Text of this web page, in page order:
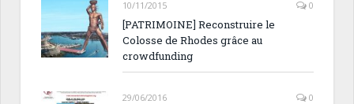
10/11/2015 0
[PATRIMOINE] Reconstruire le
Colosse de Rhodes grâce au
crowdfunding
29/06/2016 0